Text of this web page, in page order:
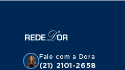
Fale com a Dora
(21) 2101-2658